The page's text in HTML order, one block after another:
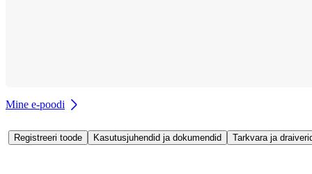
Mine e-poodi
Registreeri toode Kasutusjuhendid ja dokumendid Tarkvara ja